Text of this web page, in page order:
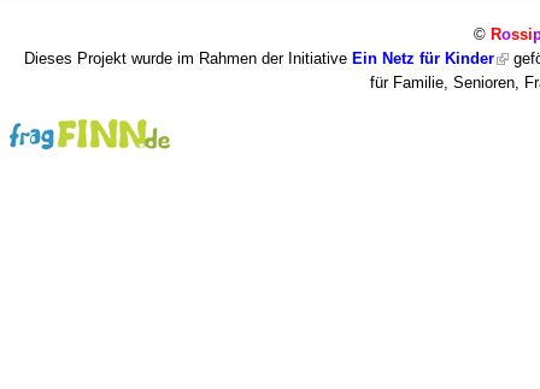
© Rossi
Dieses Projekt wurde im Rahmen der Initiative Ein Netz für Kinder
für Familie, Senioren,